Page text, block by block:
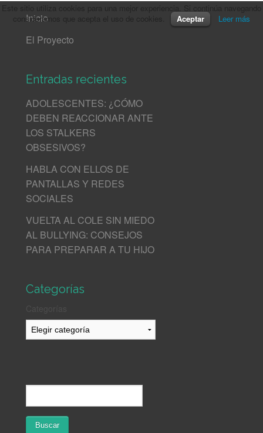
Inicio
El Proyecto
Entradas recientes
ADOLESCENTES: ¿CÓMO
DEBEN REACCIONAR ANTE
LOS STALKERS
OBSESIVOS?
HABLA CON ELLOS DE
PANTALLAS Y REDES
SOCIALES
VUELTA AL COLE SIN MIEDO
AL BULLYING: CONSEJOS
PARA PREPARAR A TU HIJO
Categorías
consideramos que acepta el uso de cookies.
Aceptar Leer más